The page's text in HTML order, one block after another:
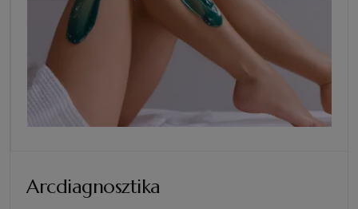
Arcdiagnosztika